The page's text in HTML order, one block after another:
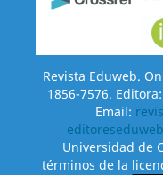
Revista Eduweb.
1856-7576.
Email:
Universidad de
términos de la